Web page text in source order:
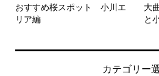
おすすめ桜スポット 小川エ
リア編
大
と
カテゴリー